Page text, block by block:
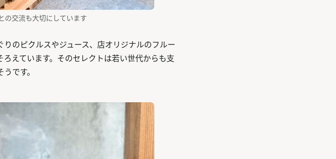
の交流も大切にしています
のピクルスやジュース、店オリジナルのフルー
えています。そのセレクトは若い世代からも支
です。